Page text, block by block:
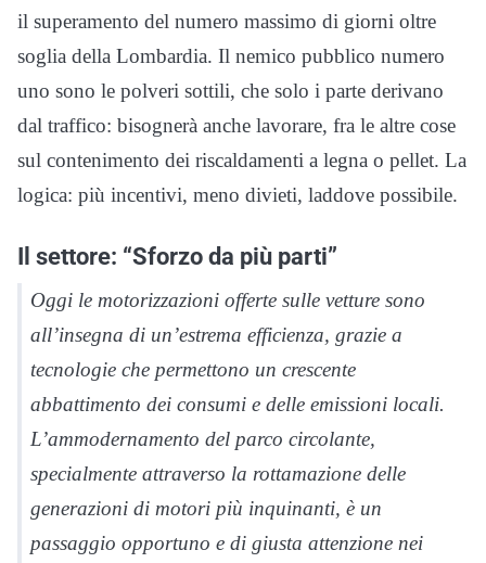
il superamento del numero massimo di giorni oltre
soglia della Lombardia. Il nemico pubblico numero
uno sono le polveri sottili, che solo i parte derivano
dal traffico: bisognerà anche lavorare, fra le altre cose
sul contenimento dei riscaldamenti a legna o pellet. La
logica: più incentivi, meno divieti, laddove possibile.
Il settore: “Sforzo da più parti”
Oggi le motorizzazioni offerte sulle vetture sono
all’insegna di un’estrema efficienza, grazie a
tecnologie che permettono un crescente
abbattimento dei consumi e delle emissioni locali.
L’ammodernamento del parco circolante,
specialmente attraverso la rottamazione delle
generazioni di motori più inquinanti, è un
passaggio opportuno e di giusta attenzione nei